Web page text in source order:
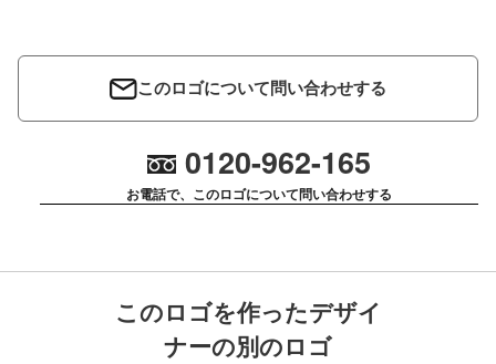
このロゴについて問い合わせする
0120-962-165
お電話で、このロゴについて問い合わせする
このロゴを作ったデザイ
ナーの別のロゴ